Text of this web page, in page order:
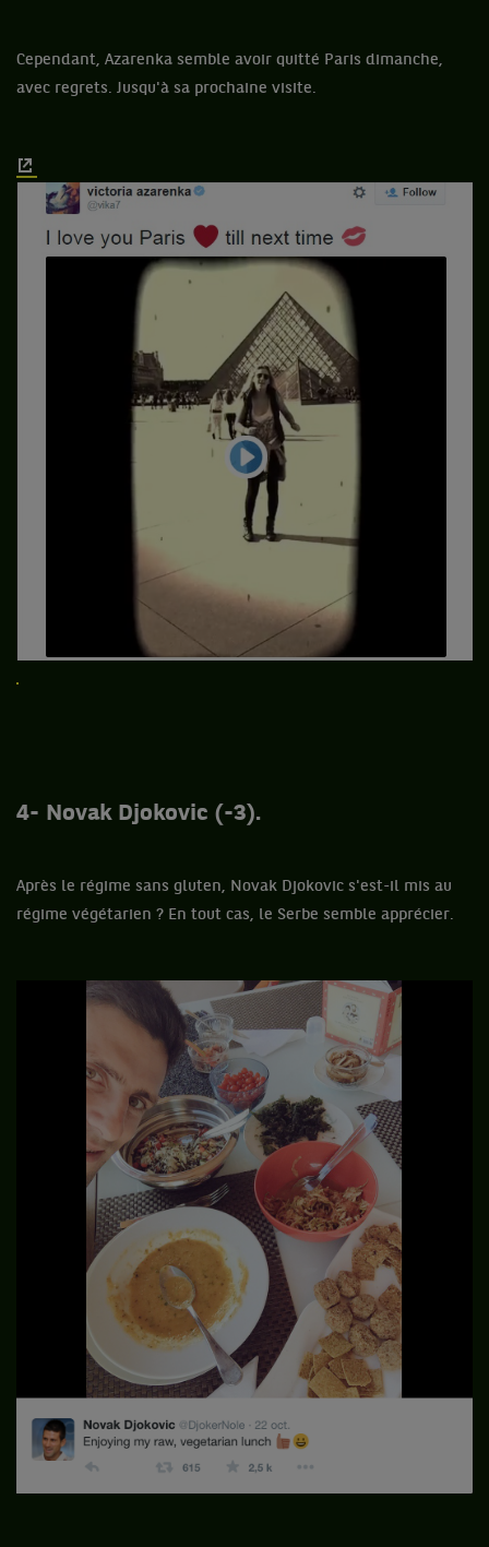
Cependant, Azarenka semble avoir quitté Paris dimanche,
avec regrets. Jusqu'à sa prochaine visite.
4- Novak Djokovic (-3).
Après le régime sans gluten, Novak Djokovic s'est-il mis au
régime végétarien ? En tout cas, le Serbe semble apprécier.